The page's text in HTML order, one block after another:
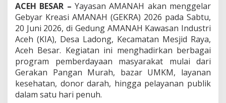
k
d
i
A
c
e
h
B
e
s
ACEH BESAR – Yayasan AMANAH akan menggelar
Gebyar Kreasi AMANAH (GEKRA) 2026 pada Sabtu,
20 Juni 2026, di Gedung AMANAH Kawasan Industri
Aceh (KIA), Desa Ladong, Kecamatan Mesjid Raya,
Aceh Besar. Kegiatan ini menghadirkan berbagai
program pemberdayaan masyarakat mulai dari
Gerakan Pangan Murah, bazar UMKM, layanan
kesehatan, donor darah, hingga pelayanan publik
dalam satu hari penuh.